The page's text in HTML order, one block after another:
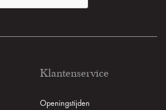
Klantenservice
Openingstijden